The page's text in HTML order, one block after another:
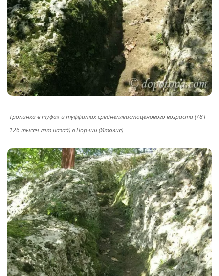
Тропинка в туфах и туффитах среднеплейстоценового возраста (781-
126 тысяч лет назад) в Норчии (Италия)